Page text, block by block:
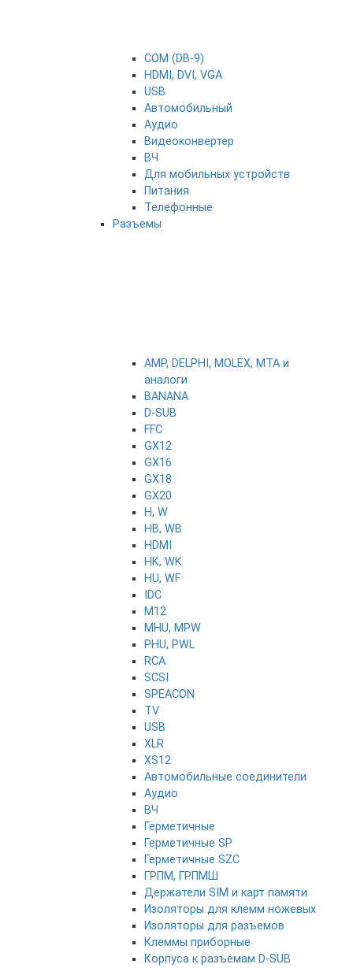
COM (DB-9)
HDMI, DVI, VGA
USB
Автомобильный
Аудио
Видеоконвертер
ВЧ
Для мобильных устройств
Питания
Телефонные
Разъемы
AMP, DELPHI, MOLEX, MTA и
аналоги
BANANA
D-SUB
FFC
GX12
GX16
GX18
GX20
H, W
HB, WB
HDMI
HK, WK
HU, WF
IDC
M12
MHU, MPW
PHU, PWL
RCA
SCSI
SPEACON
TV
USB
XLR
XS12
Автомобильные соединители
Аудио
ВЧ
Герметичные
Герметичные SP
Герметичные SZC
ГРПМ, ГРПМШ
Держатели SIM и карт памяти
Изоляторы для клемм ножевых
Изоляторы для разъемов
Клеммы приборные
Корпуса к разъемам D-SUB